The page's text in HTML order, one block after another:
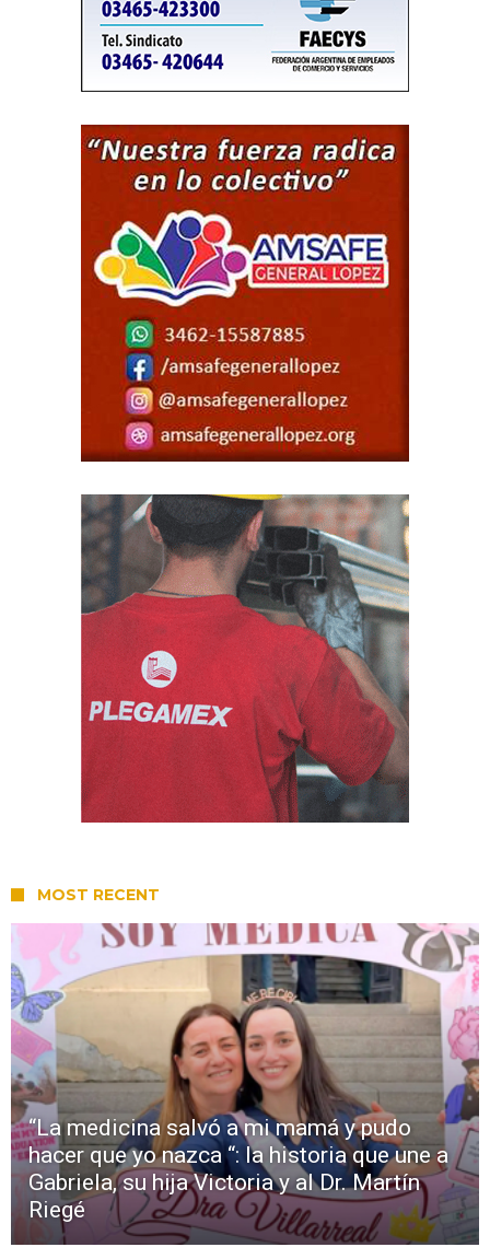
MOST RECENT
“La medicina salvó a mi mamá y pudo
hacer que yo nazca “: la historia que une a
Gabriela, su hija Victoria y al Dr. Martín
Riegé